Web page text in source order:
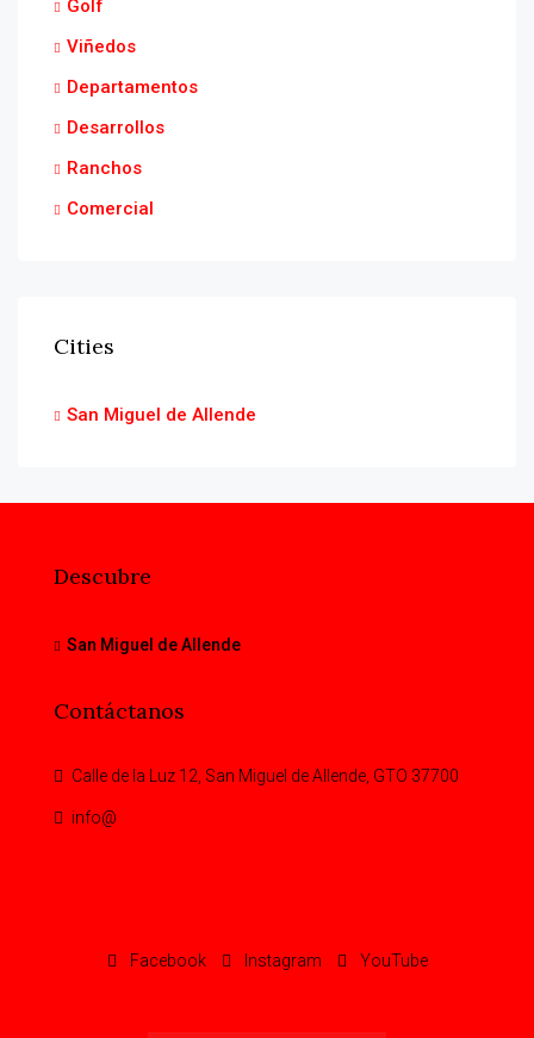
Golf
Viñedos
Departamentos
Desarrollos
Ranchos
Comercial
Cities
San Miguel de Allende
Descubre
San Miguel de Allende
Contáctanos
Calle de la Luz 12, San Miguel de Allende, GTO 37700
info@
Facebook Instagram YouTube